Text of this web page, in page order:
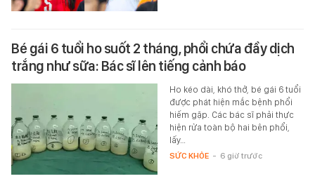
Bé gái 6 tuổi ho suốt 2 tháng, phổi chứa đầy dịch
trắng như sữa: Bác sĩ lên tiếng cảnh báo
Ho kéo dài, khó thở, bé gái 6 tuổi
được phát hiện mắc bệnh phổi
hiếm gặp. Các bác sĩ phải thực
hiện rửa toàn bộ hai bên phổi,
lấy…
SỨC KHỎE - 6 giờ trước